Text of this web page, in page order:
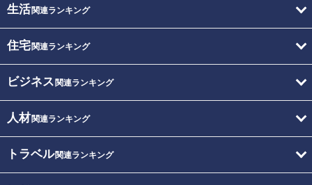
生活関連ランキング
住宅関連ランキング
ビジネス 関連ランキング
人材関連ランキング
トラベル関連ランキング